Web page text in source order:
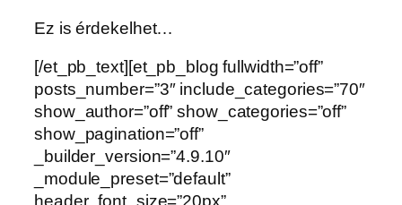
Ez is érdekelhet…
[/et_pb_text][et_pb_blog fullwidth=”off”
posts_number=”3″ include_categories=”70″
show_author=”off” show_categories=”off”
show_pagination=”off”
_builder_version=”4.9.10″
_module_preset=”default”
header_font_size=”20px”